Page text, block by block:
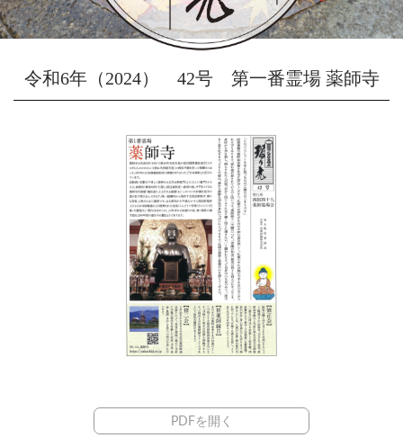
令和6年（2024） 42号 第一番霊場 薬師寺
PDFを開く